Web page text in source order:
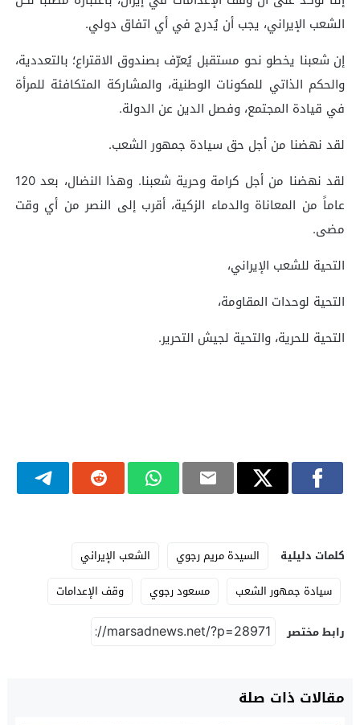
الشعب الإيراني، يجب أن يُدرج في أي اتفاق دولي.
إن شعبنا يخطو نحو مستقبل يُعرّف بصندوق الاقتراع؛ بالتعددية،
والحكم الذاتي للمكونات الوطنية، والمشاركة المتكافئة للمرأة
في قيادة المجتمع، وفصل الدين عن الدولة.
لقد نهضنا من أجل حق سيادة جمهور الشعب.
لقد نهضنا من أجل كرامة وحرية شعبنا. وهذا النضال، بعد 120
عاماً من المعاناة والدماء الزكية، أقرب إلى النصر من أي وقت
مضى.
التحية للشعب الإيراني،
التحية لوحدات المقاومة،
التحية للحرية، والتحية لجيش التحرير.
كلمات دليلية السيدة مريم رجوي
الشعب الإيراني
سيادة جمهور الشعب
مسعود رجوي وقف‭ ‬الإعدامات
رابط مختصر
مقالات ذات صلة